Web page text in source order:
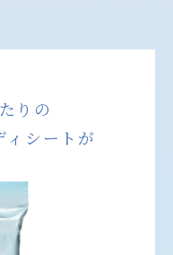
りの
ィシートが